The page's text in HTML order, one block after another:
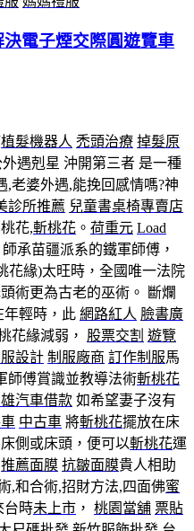
電子煙交際圓遊覽車
植髮機器人 禿頭治療 掉髮原
遇剋星 沖開第三者 是一種
,老婆外遇,能挽回感情嗎?神
診所推薦 兒童書桌椅專賣店
花,斬桃花 。 荷重元 Load
承苗疆派系的鐵軍師傅，
花緣)太旺時，全國唯一法院
術更為古老的巫術。 斷爛
年輕時，此 網路紅人 臉書廣
花緣減弱， 股票交割 遊覽
設計 制服廠商 訂作制服馬
師傅賞識並教導法術斬桃花
汽車借款 如希望妻子沒有
中古車 將斬桃花擺放在床
側或床頭，便可以斬桃花運
推薦面膜 抗皺面膜貴人相助
,和合術,招財方法,四面佛蜜
台時未上市 ， 桃園當舖 票貼